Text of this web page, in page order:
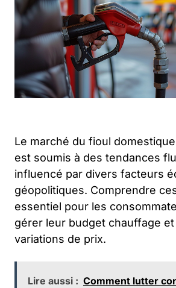
Le marché du fioul
est soumis à des tendances
influencé par divers facteurs
géopolitiques. Comprendre
essentiel pour les
gérer leur budget chauffage
variations de prix.
Lire aussi : Comment lutter